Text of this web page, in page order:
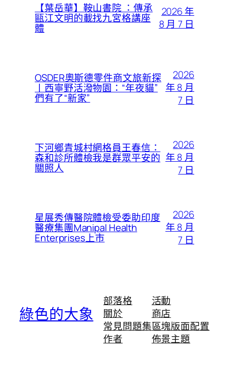
【葉岳華】鞍山書院 ：傳承
甌江文明的載找九宮格講座
體
2026 年
8 月 7 日
OSDER奧斯德零件商文旅新探
丨西寧野活潑物園：“年夜貓”
們有了“新家”
2026
年 8 月
7 日
下河鄉青城村網格員王春信：
森和診所體檢我是群眾平安的
關照人
2026
年 8 月
7 日
星展秀傳醫院體檢受委助印度
醫療集團Manipal Health
Enterprises上市
2026
年 8 月
7 日
綠色的大象
部落格
關於
常見問題集
作者
活動
商店
區塊版面配置
佈景主題